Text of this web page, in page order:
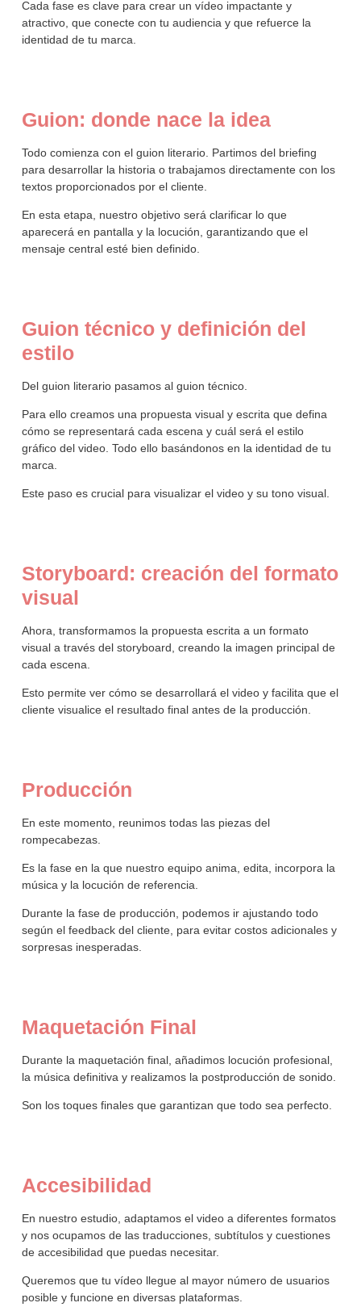
Cada fase es clave para crear un vídeo impactante y
atractivo, que conecte con tu audiencia y que refuerce la
identidad de tu marca.
Guion: donde nace la idea
Todo comienza con el guion literario. Partimos del briefing
para desarrollar la historia o trabajamos directamente con los
textos proporcionados por el cliente.
En esta etapa, nuestro objetivo será clarificar lo que
aparecerá en pantalla y la locución, garantizando que el
mensaje central esté bien definido.
Guion técnico y definición del
estilo
Del guion literario pasamos al guion técnico.
Para ello creamos una propuesta visual y escrita que defina
cómo se representará cada escena y cuál será el estilo
gráfico del video. Todo ello basándonos en la identidad de tu
marca.
Este paso es crucial para visualizar el video y su tono visual.
Storyboard: creación del formato
visual
Ahora, transformamos la propuesta escrita a un formato
visual a través del storyboard, creando la imagen principal de
cada escena.
Esto permite ver cómo se desarrollará el video y facilita que el
cliente visualice el resultado final antes de la producción.
Producción
En este momento, reunimos todas las piezas del
rompecabezas.
Es la fase en la que nuestro equipo anima, edita, incorpora la
música y la locución de referencia.
Durante la fase de producción, podemos ir ajustando todo
según el feedback del cliente, para evitar costos adicionales y
sorpresas inesperadas.
Maquetación Final
Durante la maquetación final, añadimos locución profesional,
la música definitiva y realizamos la postproducción de sonido.
Son los toques finales que garantizan que todo sea perfecto.
Accesibilidad
En nuestro estudio, adaptamos el video a diferentes formatos
y nos ocupamos de las traducciones, subtítulos y cuestiones
de accesibilidad que puedas necesitar.
Queremos que tu vídeo llegue al mayor número de usuarios
posible y funcione en diversas plataformas.